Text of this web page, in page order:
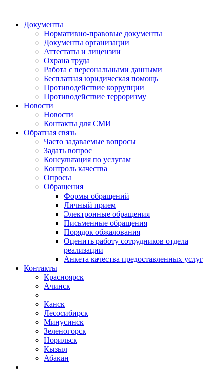
Документы
Нормативно-правовые документы
Документы организации
Аттестаты и лицензии
Охрана труда
Работа с персональными данными
Бесплатная юридическая помощь
Противодействие коррупции
Противодействие терроризму
Новости
Новости
Контакты для СМИ
Обратная связь
Часто задаваемые вопросы
Задать вопрос
Консультация по услугам
Контроль качества
Опросы
Обращения
Формы обращений
Личный прием
Электронные обращения
Письменные обращения
Порядок обжалования
Оценить работу сотрудников отдела
реализации
Анкета качества предоставленных услуг
Контакты
Красноярск
Ачинск
Канск
Лесосибирск
Минусинск
Зеленогорск
Норильск
Кызыл
Абакан